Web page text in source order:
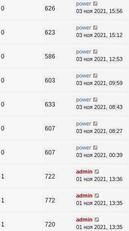
0 626
power
03 ноя 2021, 15:56
0 623
power
03 ноя 2021, 15:12
0 586
power
03 ноя 2021, 12:53
0 603
power
03 ноя 2021, 09:59
0 633
power
03 ноя 2021, 08:43
0 607
power
03 ноя 2021, 08:27
0 607
power
03 ноя 2021, 00:39
1 722
admin
01 ноя 2021, 13:36
1 772
admin
01 ноя 2021, 13:35
1 720
admin
01 ноя 2021, 13:35